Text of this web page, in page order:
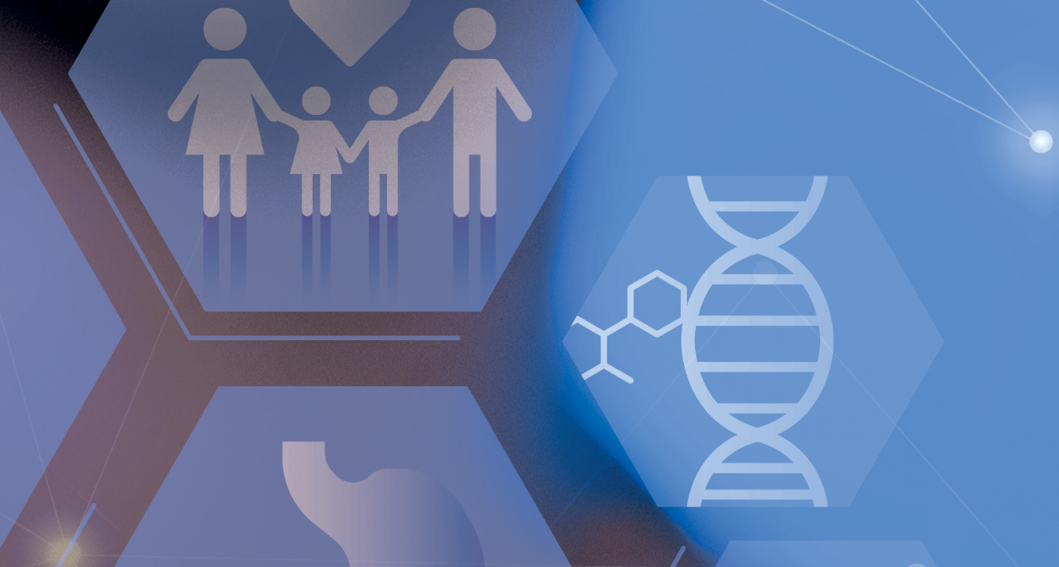
RefluxStop™ RCT studien jämförande med Nissen fundoplikation godkändes av
etikkommittéer vid AKH Wien, Klinikum Friedrichshafen i Tyskland och för 2 centra i Bern,
Mycket framgångsrikt 3rd Global Annual RefluxStop™-möte i London, där 110+ anti-
refluxkirurger och gastrointestinala läkare deltog - nästan tre gånger så många som förra året -
från hela Europa, USA och Kanada
RefluxStop™ presenterades i en kraftfull paneldiskussion där över 100 kirurger och
gastroenterologer deltog vid American Foregut Society (AFS) mötet i Denver, modererat av Dr.
John Lipham, chef för Upper GI & General Surgery vid Keck School of Medicine of USC
Otrolig entusiasm för RefluxStop™ bland de främsta kirurgerna vid de senaste årliga American
och European Foregut Society-mötena, underblåst av RefluxStops utmärkta kliniska resultat,
både i vår pivotala 5-årsstudie och med stöd av flera centra runt om i Europa som presenterat
sina lika utmärkta resultat
Finansiell sammanfattning
Nettoomsättningen ökade med 41% till 344 TEUR (244).
Justerad bruttomarginal uppgick till 97 procent (94).
Rörelseförlusten (EBIT) minskade till 5,336 TEUR (5,752).
Förlust efter skatt uppgick till 6,444 TEUR (5,699).
Förlust per A-aktie före och efter utspädning uppgick till 0.09 EUR (0.08).
Likvida medel vid periodens utgång uppgick till 69.3 MEUR.
Finansiell sammanfattning första nio månaderna
Nettoomsättningen ökade med 66 procent till 1,494 TEUR (900).
Justerad bruttomarginal uppgick till 93 procent (94).
Rörelseförlusten (EBIT) ökade till 18,292 TEUR (14,898).
Förlust efter skatt uppgick till 16,347 TEUR (15,768).
Förlust per A-aktie före och efter utspädning uppgick till 0.23 EUR (0.22).